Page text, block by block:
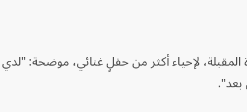
المقبلة، لإحياء أكثر من حفلٍ غنائي، موضحة:
بعد".